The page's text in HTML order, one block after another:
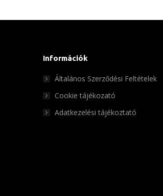
Információk
Általános Szerződési Feltételek
Cookie tájékozató
Adatkezelési tájékoztató